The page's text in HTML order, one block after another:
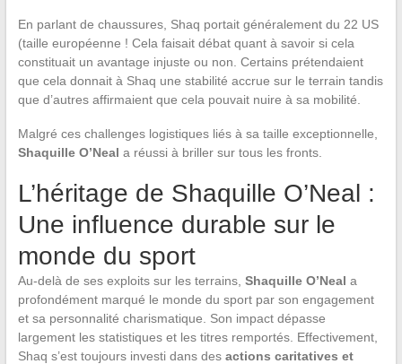
En parlant de chaussures, Shaq portait généralement du 22 US
(taille européenne ! Cela faisait débat quant à savoir si cela
constituait un avantage injuste ou non. Certains prétendaient
que cela donnait à Shaq une stabilité accrue sur le terrain tandis
que d’autres affirmaient que cela pouvait nuire à sa mobilité.
Malgré ces challenges logistiques liés à sa taille exceptionnelle,
Shaquille O’Neal a réussi à briller sur tous les fronts.
L’héritage de Shaquille O’Neal :
Une influence durable sur le
monde du sport
Au-delà de ses exploits sur les terrains, Shaquille O’Neal a
profondément marqué le monde du sport par son engagement
et sa personnalité charismatique. Son impact dépasse
largement les statistiques et les titres remportés. Effectivement,
Shaq s’est toujours investi dans des actions caritatives et